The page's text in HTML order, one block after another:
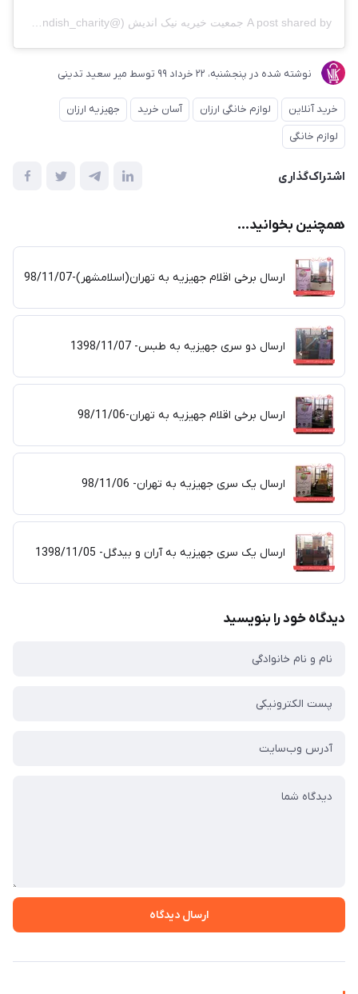
A post shared by جمعیت خیریه نیک اندیش (@nikandish_charity) on
نوشته شده در پنجشنبه، 22 خرداد 99 توسط میر سعید تدینی
خرید آنلاین لوازم خانگی ارزان آسان خرید
جهیزیه ارزان
لوازم خانگی
اشتراک‌گذاری
همچنین بخوانید...
ارسال برخی اقلام جهیزیه به تهران(اسلامشهر)-98/11/07
ارسال دو سری جهیزیه به طبس- 1398/11/07
ارسال برخی اقلام جهیزیه به تهران-98/11/06
ارسال یک سری جهیزیه به تهران- 98/11/06
ارسال یک سری جهیزیه به آران و بیدگل- 1398/11/05
دیدگاه خود را بنویسید
ارسال دیدگاه